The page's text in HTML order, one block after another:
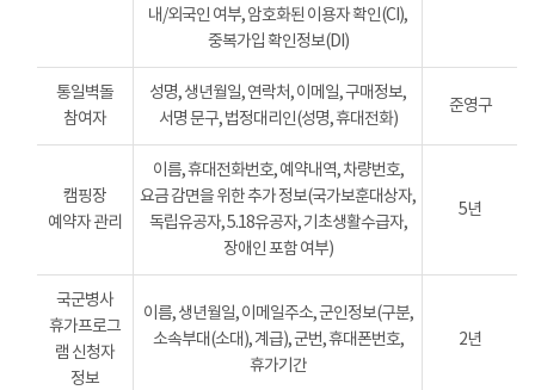
내/외국인 여부, 암호화된 이용자 확인(CI),
중복가입 확인정보(DI)
통일벽돌
참여자
성명, 생년월일, 연락처, 이메일, 구매정보,
서명 문구, 법정대리인(성명, 휴대전화)
준영구
캠핑장
예약자 관리
이름, 휴대전화번호, 예약내역, 차량번호,
요금 감면을 위한 추가 정보(국가보훈대상자,
독립유공자, 5.18유공자, 기초생활수급자,
장애인 포함 여부)
5년
국군병사
휴가프로그
램 신청자
정보
이름, 생년월일, 이메일주소, 군인정보(구분,
소속부대(소대), 계급), 군번, 휴대폰번호,
휴가기간
2년